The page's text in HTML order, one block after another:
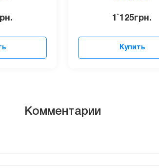
1`125грн.
Купить
Комментарии